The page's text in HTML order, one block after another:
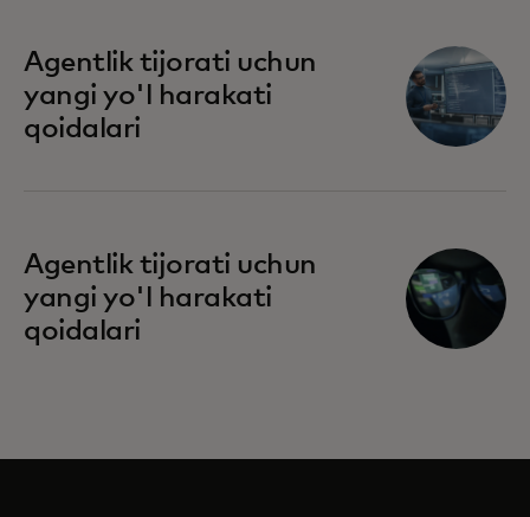
Agentlik tijorati uchun
yangi yo'l harakati
qoidalari
Agentlik tijorati uchun
yangi yo'l harakati
qoidalari